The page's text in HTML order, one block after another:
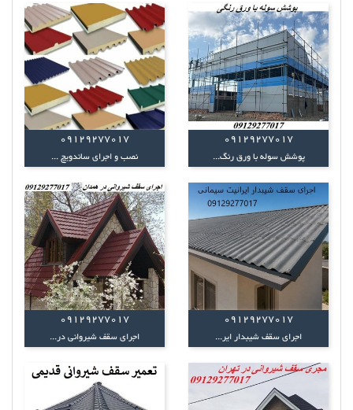
09129277017
پوشش سوله با ورق رنگ...
09129277017
نصب و اجرای ساندویچ ...
09129277017
اجرای سقف شیبدار ایر...
09129277017
اجرای سقف شیروانی در...